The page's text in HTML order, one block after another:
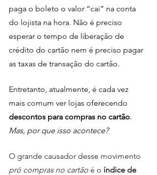
paga o boleto o valor “cai” na conta
do lojista na hora. Não é preciso
esperar o tempo de liberação de
crédito do cartão nem é preciso pagar
as taxas de transação do cartão.
Entretanto, atualmente, é cada vez
mais comum ver lojas oferecendo
descontos para compras no cartão.
Mas, por que isso acontece?
O grande causador desse movimento
pró compras no cartão é o índice de